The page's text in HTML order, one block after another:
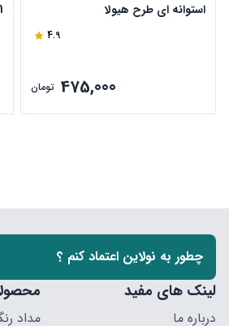
استوانه ای طرح هیولا
4.9
475,000 تومان
چطور به نولاین اعتماد کنم ؟
لینک های مفید
درباره ما
مداد